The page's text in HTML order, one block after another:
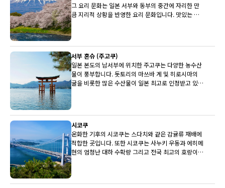
그 요리 문화는 일본 서부와 동부의 중간에 자리한 만
큼 지리적 상황을 반영한 요리 문화입니다. 맛있는 히
서부 혼슈 (주고쿠)
일본 본도의 남서부에 위치한 주고쿠는 다양한 농수산
물이 풍부합니다. 돗토리의 마쓰바 게 및 히로시마의
굴을 비롯한 많은 수산물이 일본 최고로 인정받고 있습
시코쿠
온화한 기후의 시코쿠는 스다치와 같은 감귤류 재배에
적합한 곳입니다. 또한 시코쿠는 사누키 우동과 에히메
현의 엄청난 대하 수확량 그리고 전국 최고의 호랑이